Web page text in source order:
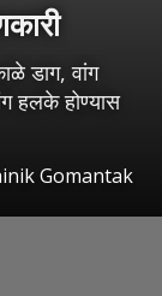
डाग, वांग
हलके होण्यास
Gomantak